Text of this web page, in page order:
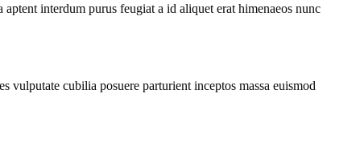
interdum purus feugiat a id aliquet erat himenaeos nunc
vulputate cubilia posuere parturient inceptos massa euismod